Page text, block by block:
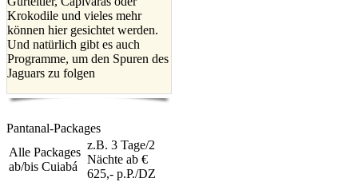
Krokodile und vieles mehr
können hier gesichtet werden.
Und natürlich gibt es auch
Programme, um den Spuren des
Jaguars zu folgen
Pantanal-Packages
Alle Packages
ab/bis Cuiabá
z.B. 3 Tage/2
Nächte ab €
625,- p.P./DZ